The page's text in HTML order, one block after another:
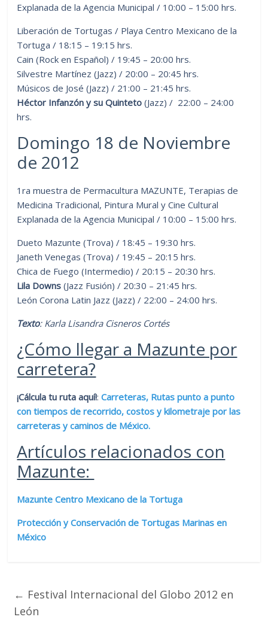
Explanada de la Agencia Municipal / 10:00 – 15:00 hrs.
Liberación de Tortugas / Playa Centro Mexicano de la
Tortuga / 18:15 – 19:15 hrs.
Cain (Rock en Español) / 19:45 – 20:00 hrs.
Silvestre Martínez (Jazz) / 20:00 – 20:45 hrs.
Músicos de José (Jazz) / 21:00 – 21:45 hrs.
Héctor Infanzón y su Quinteto (Jazz) / 22:00 – 24:00
hrs.
Domingo 18 de Noviembre
de 2012
1ra muestra de Permacultura MAZUNTE, Terapias de
Medicina Tradicional, Pintura Mural y Cine Cultural
Explanada de la Agencia Municipal / 10:00 – 15:00 hrs.
Dueto Mazunte (Trova) / 18:45 – 19:30 hrs.
Janeth Venegas (Trova) / 19:45 – 20:15 hrs.
Chica de Fuego (Intermedio) / 20:15 – 20:30 hrs.
Lila Downs (Jazz Fusión) / 20:30 – 21:45 hrs.
León Corona Latin Jazz (Jazz) / 22:00 – 24:00 hrs.
Texto: Karla Lisandra Cisneros Cortés
¿Cómo llegar a Mazunte por
carretera?
¡Cálcula tu ruta aquí!:Carreteras, Rutas punto a punto
con tiempos de recorrido, costos y kilometraje por las
carreteras y caminos de México.
Artículos relacionados con
Mazunte:
Mazunte Centro Mexicano de la Tortuga
Protección y Conservación de Tortugas Marinas en
México
← Festival Internacional del Globo 2012 en
León